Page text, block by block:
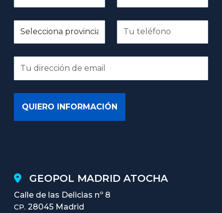
GEOPOL MADRID ATOCHA
Calle de las Delicias nº 8
CP. 28045 Madrid